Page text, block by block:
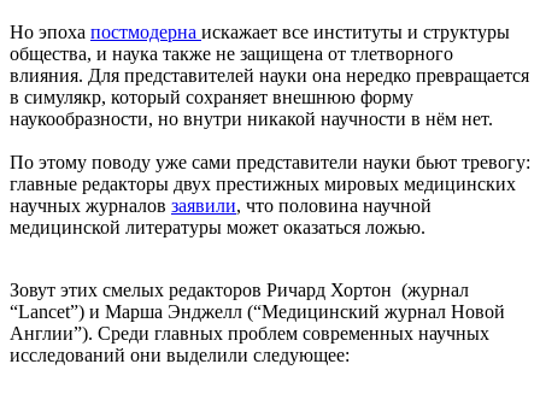
Но эпоха постмодерна искажает все институты и структуры
общества, и наука также не защищена от тлетворного
влияния. Для представителей науки она нередко превращается
в симулякр, который сохраняет внешнюю форму
наукообразности, но внутри никакой научности в нём нет.
По этому поводу уже сами представители науки бьют тревогу:
главные редакторы двух престижных мировых медицинских
научных журналов заявили, что половина научной
медицинской литературы может оказаться ложью.
Зовут этих смелых редакторов Ричард Хортон (журнал
“Lancet”) и Марша Энджелл (“Медицинский журнал Новой
Англии”). Среди главных проблем современных научных
исследований они выделили следующее: